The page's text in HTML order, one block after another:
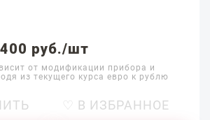
руб./шт
от модификации прибора и
из текущего курса евро к рублю
♡ В ИЗБРАННОЕ